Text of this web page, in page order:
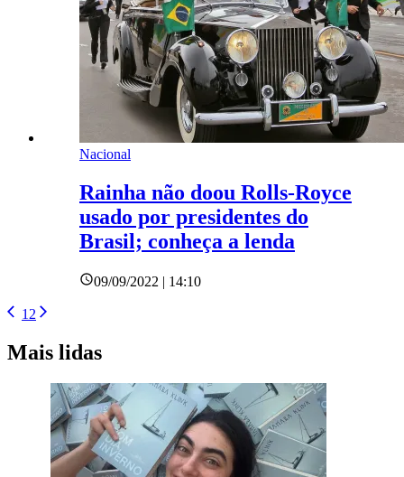
Nacional
Rainha não doou Rolls-Royce
usado por presidentes do
Brasil; conheça a lenda
09/09/2022 | 14:10
1 2
Mais lidas